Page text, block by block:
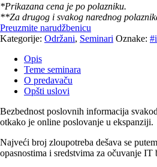
*Prikazana cena je po polazniku.
**Za drugog i svakog narednog
Preuzmite narudžbenicu
Kategorije: Održani, Seminari Oznake:
Opis
Teme seminara
O predavaču
Opšti uslovi
Bezbednost poslovnih informacija
otkako je online poslovanje u ekspanziji.
Najveći broj zloupotreba dešava se
opasnostima i sredstvima za očuvanje